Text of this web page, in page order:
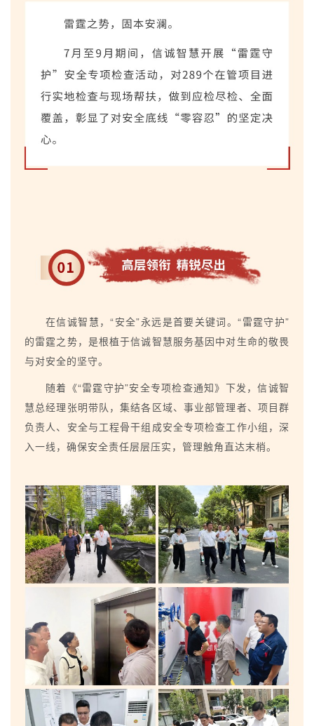
在信诚智慧，“安全”永远是首要关键词。“雷霆守护”
的雷霆之势，是根植于信诚智慧服务基因中对生命的敬畏
与对安全的坚守。
随着《“雷霆守护”安全专项检查通知》下发，信诚智
慧总经理张明带队，集结各区域、事业部管理者、项目群
负责人、安全与工程骨干组成安全专项检查工作小组，深
入一线，确保安全责任层层压实，管理触角直达末梢。